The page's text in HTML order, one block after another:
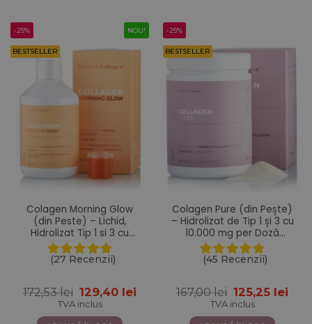
-25%
BESTSELLER
NOU!
Colagen Morning Glow
(din Peste) – Lichid,
Hidrolizat Tip 1 si 3 cu
10.000 mg + Acid
Hialuronic 25 mg + Retinol
800 mcg + Biotina 5000
Siliciu + Vitamine – 500 ml
(27 Recenzii)
172,53lei Prețul
inițial
a
129,40 leiPrețul
TVA inclus
-25%
BESTSELLER
Colagen Pure (din Pește)
– Hidrolizat de Tip 1 și 3 cu
10.000 mg per Doză
Zilnică – Sub formă de
Pulbere cu 300 g
(45 Recenzii)
167,00lei Prețul
inițial
a
125,25 lei
TVA inclus